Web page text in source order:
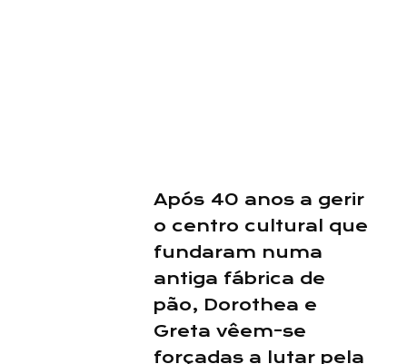
Após 40 anos a gerir
o centro cultural que
fundaram numa
antiga fábrica de
pão, Dorothea e
Greta vêem-se
forçadas a lutar pela